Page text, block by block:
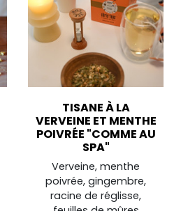
TISANE À LA
VERVEINE ET MENTHE
POIVRÉE "COMME AU
SPA"
Verveine, menthe
poivrée, gingembre,
racine de réglisse,